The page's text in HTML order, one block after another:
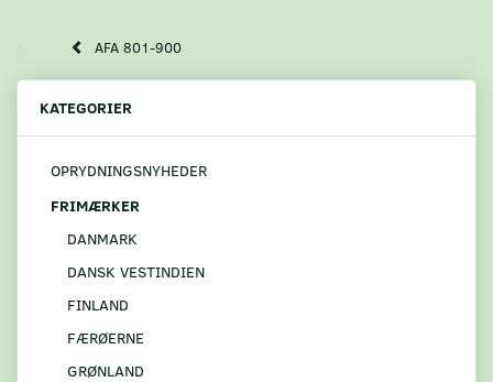
AFA 801-900
KATEGORIER
OPRYDNINGSNYHEDER
FRIMÆRKER
DANMARK
DANSK VESTINDIEN
FINLAND
FÆRØERNE
GRØNLAND